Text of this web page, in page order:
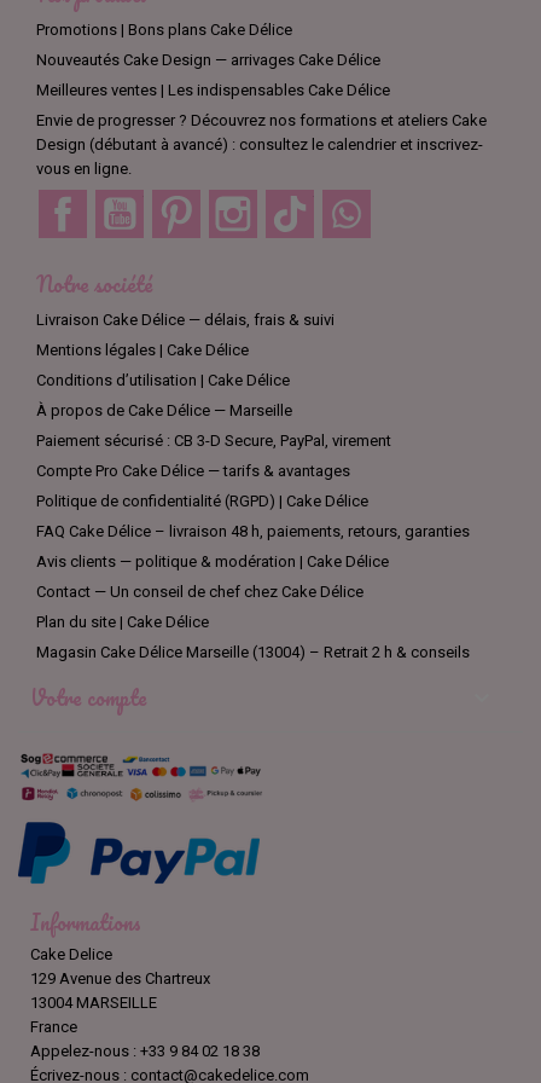
Promotions | Bons plans Cake Délice
Nouveautés Cake Design — arrivages Cake Délice
Meilleures ventes | Les indispensables Cake Délice
Envie de progresser ? Découvrez nos formations et ateliers Cake
Design (débutant à avancé) : consultez le calendrier et inscrivez-
vous en ligne.
Facebook YouTube Pinterest Instagram TikTok
Notre société
Livraison Cake Délice — délais, frais & suivi
Mentions légales | Cake Délice
Conditions d’utilisation | Cake Délice
À propos de Cake Délice — Marseille
Paiement sécurisé : CB 3-D Secure, PayPal, virement
Compte Pro Cake Délice — tarifs & avantages
Politique de confidentialité (RGPD) | Cake Délice
FAQ Cake Délice – livraison 48 h, paiements, retours, garanties
Avis clients — politique & modération | Cake Délice
Contact — Un conseil de chef chez Cake Délice
Plan du site | Cake Délice
Magasin Cake Délice Marseille (13004) – Retrait 2 h & conseils
Votre compte
Informations
Cake Delice
129 Avenue des Chartreux
13004 MARSEILLE
France
Appelez-nous : +33 9 84 02 18 38
Écrivez-nous : contact@cakedelice.com